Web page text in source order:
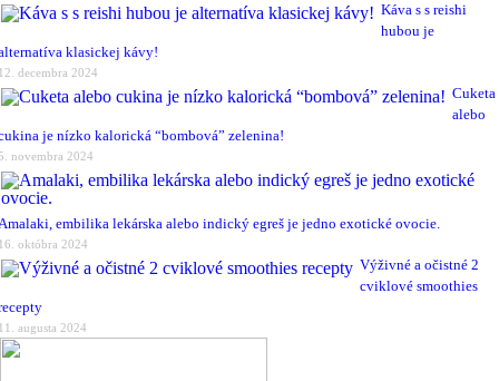
Káva s s reishi
hubou je
klasickej kávy!
decembra 2024
Cuketa
alebo
je nízko kalorická “bombová” zelenina!
novembra 2024
embilika lekárska alebo indický egreš je jedno exotické ovocie.
októbra 2024
Výživné a očistné 2
cviklové smoothies
augusta 2024